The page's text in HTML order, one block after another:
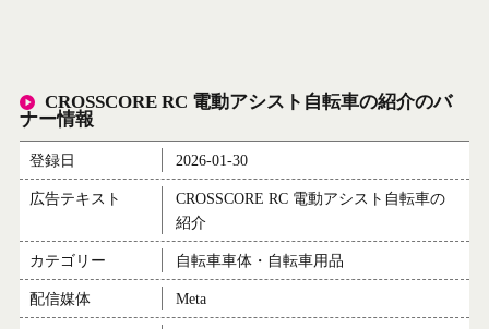
CROSSCORE RC 電動アシスト自転車の紹介のバ
ナー情報
登録日 2026-01-30
広告テキスト
CROSSCORE RC 電動アシスト自転車の
紹介
カテゴリー 自転車車体・自転車用品
配信媒体 Meta